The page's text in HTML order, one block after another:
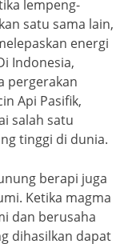
lempeng-
satu sama lain,
energi
Indonesia,
pergerakan
Api Pasifik,
salah satu
tinggi di dunia.
berapi juga
Ketika magma
dan berusaha
dihasilkan dapat